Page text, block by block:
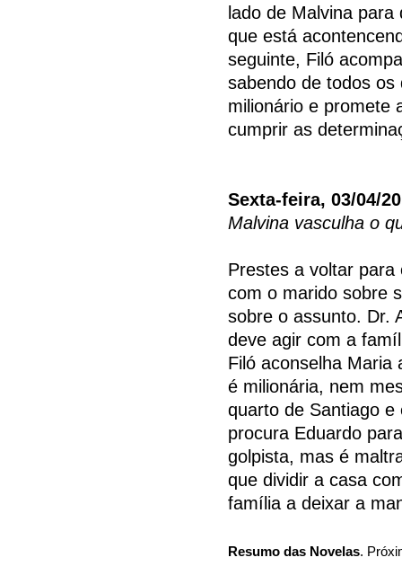
lado de Malvina
que está
seguinte, Filó
sabendo de todos
milionário e promete
cumprir as
Sexta-feira, 03/04/
Malvina vasculha o
Prestes a voltar
com o marido sobre
sobre o assunto. Dr.
deve agir com a
Filó aconselha Maria
é milionária, nem
quarto de Santiago
procura Eduardo
golpista, mas é
que dividir a casa
família a deixar a
Resumo das Novelas.